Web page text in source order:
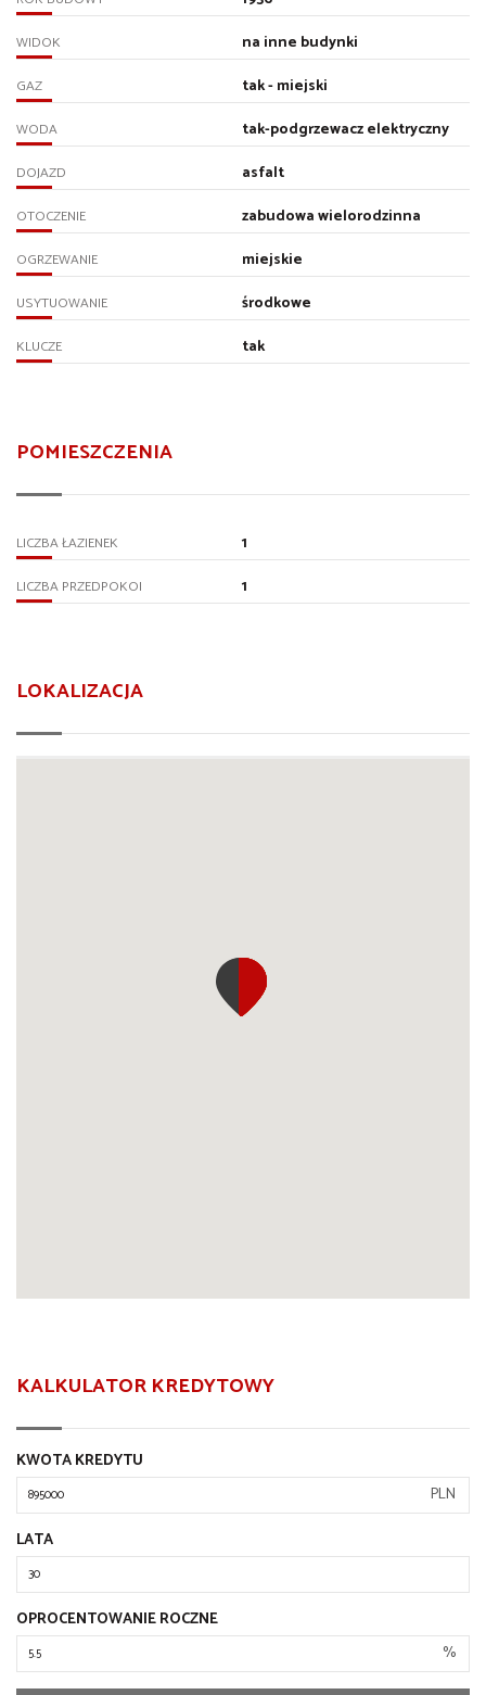
WIDOK na inne budynki
GAZ tak - miejski
WODA tak-podgrzewacz elektryczny
DOJAZD asfalt
OTOCZENIE zabudowa wielorodzinna
OGRZEWANIE miejskie
USYTUOWANIE środkowe
KLUCZE tak
POMIESZCZENIA
LICZBA ŁAZIENEK 1
LICZBA PRZEDPOKOI 1
LOKALIZACJA
KALKULATOR KREDYTOWY
KWOTA KREDYTU
PLN
LATA
OPROCENTOWANIE ROCZNE
%